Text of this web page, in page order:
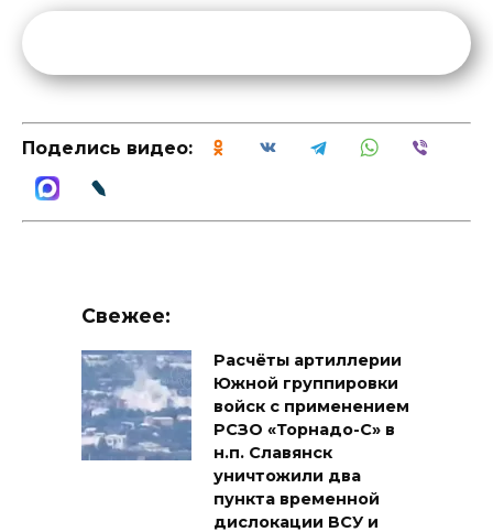
Поделись видео:
Свежее:
Расчёты артиллерии
Южной группировки
войск с применением
РСЗО «Торнадо-С» в
н.п. Славянск
уничтожили два
пункта временной
дислокации ВСУ и